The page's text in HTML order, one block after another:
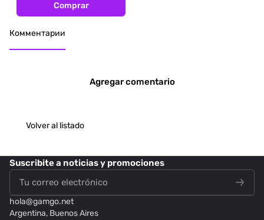
Comprar
Комментарии
Agregar comentario
Volver al listado
Suscribitea noticias y promociones
hola@gamgo.net
Argentina, Buenos Aires